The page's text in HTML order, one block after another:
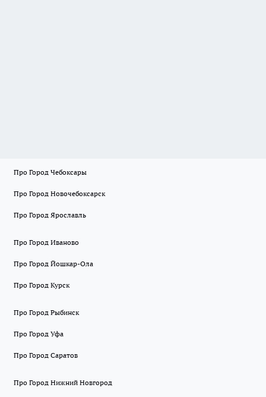
Про Город Чебоксары
Про Город Новочебоксарск
Про Город Ярославль
Про Город Иваново
Про Город Йошкар-Ола
Про Город Курск
Про Город Рыбинск
Про Город Уфа
Про Город Саратов
Про Город Нижний Новгород